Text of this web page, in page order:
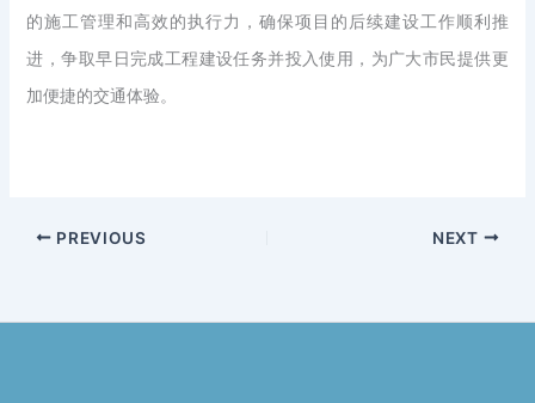
的施工管理和高效的执行力，确保项目的后续建设工作顺利推
进，争取早日完成工程建设任务并投入使用，为广大市民提供更
加便捷的交通体验。
PREVIOUS NEXT